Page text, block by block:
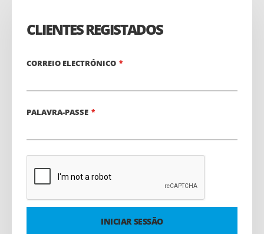
CLIENTES REGISTADOS
CORREIO ELECTRÓNICO
PALAVRA-PASSE
INICIAR SESSÃO